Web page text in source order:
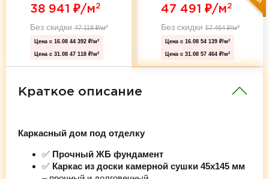
38 941 ₽/м2
Без скидки47 118₽/м2
Цена с 16.08 44 392 ₽/м2
Цена с 31.08 47 118 ₽/м2
47 491 ₽/м2
Без скидки 57 464₽/м2
Цена с 16.08 54 139 ₽/м2
Цена с 31.08 57 464 ₽/м2
Краткое описание
Каркасный дом под отделку
✅ Прочный ЖБ фундамент
✅ Каркас из доски камерной сушки 45х145 мм